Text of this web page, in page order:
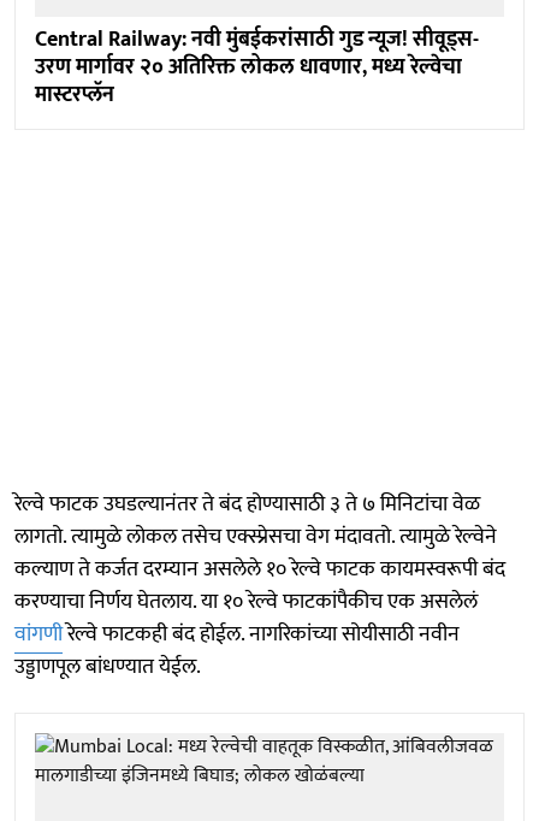
Central Railway: नवी मुंबईकरांसाठी गुड न्यूज! सीवूड्स-
उरण मार्गावर २० अतिरिक्त लोकल धावणार, मध्य रेल्वेचा
मास्टरप्लॅन
रेल्वे फाटक उघडल्यानंतर ते बंद होण्यासाठी ३ ते ७ मिनिटांचा वेळ
लागतो. त्यामुळे लोकल तसेच एक्स्प्रेसचा वेग मंदावतो. त्यामुळे रेल्वेने
कल्याण ते कर्जत दरम्यान असलेले १० रेल्वे फाटक कायमस्वरूपी बंद
करण्याचा निर्णय घेतलाय. या १० रेल्वे फाटकांपैकीच एक असलेलं
वांगणीरेल्वे फाटकही बंद होईल. नागरिकांच्या सोयीसाठी नवीन
उड्डाणपूल बांधण्यात येईल.